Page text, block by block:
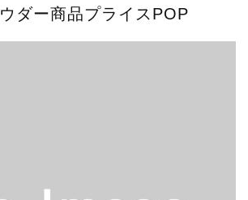
ダー商品プライスPOP